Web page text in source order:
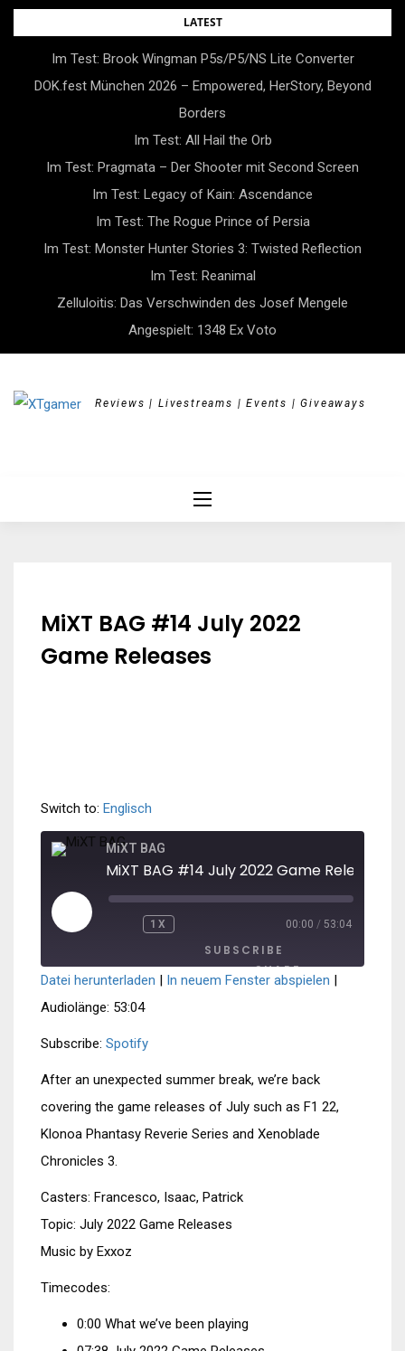
Skip
LATEST
Im Test: Brook Wingman P5s/P5/NS Lite Converter
DOK.fest München 2026 – Empowered, HerStory, Beyond
Borders
Im Test: All Hail the Orb
Im Test: Pragmata – Der Shooter mit Second Screen
Im Test: Legacy of Kain: Ascendance
Im Test: The Rogue Prince of Persia
Im Test: Monster Hunter Stories 3: Twisted Reflection
Im Test: Reanimal
Zelluloitis: Das Verschwinden des Josef Mengele
Angespielt: 1348 Ex Voto
Reviews | Livestreams | Events | Giveaways
MiXT BAG #14 July 2022
Game Releases
Switch to: Englisch
MiXT BAG
MiXT BAG #14 July 2022 Game Releases
PLAY
EPISODE
REWIND
SECONDS
1X
FORWARD
30
SECONDS
00:00 / 53:04
SUBSCRIBE
SHARE
Spotify
RSS FEED
SHARE
LINK
EMBED
Datei herunterladen | In neuem Fenster abspielen |
Audiolänge: 53:04
Subscribe: Spotify
After an unexpected summer break, we’re back
covering the game releases of July such as F1 22,
Klonoa Phantasy Reverie Series and Xenoblade
Chronicles 3.
Casters: Francesco, Isaac, Patrick
Topic: July 2022 Game Releases
Music by Exxoz
Timecodes:
0:00 What we’ve been playing